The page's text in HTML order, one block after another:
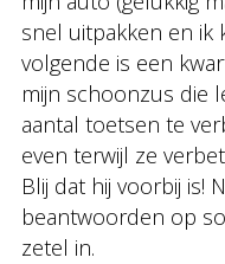
snel uitpakken en ik
volgende is een
mijn schoonzus die
aantal toetsen te
even terwijl ze
Blij dat hij voorbij is!
beantwoorden op
zetel in.